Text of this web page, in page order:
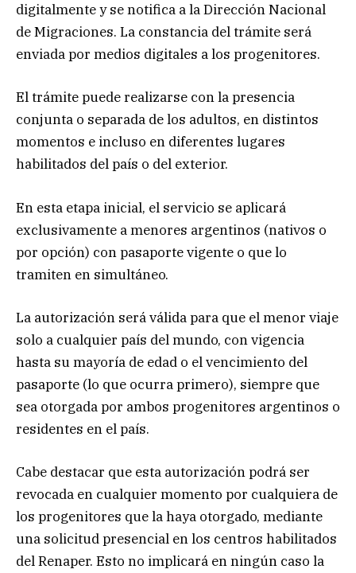
digitalmente y se notifica a la Dirección Nacional
de Migraciones. La constancia del trámite será
enviada por medios digitales a los progenitores.
El trámite puede realizarse con la presencia
conjunta o separada de los adultos, en distintos
momentos e incluso en diferentes lugares
habilitados del país o del exterior.
En esta etapa inicial, el servicio se aplicará
exclusivamente a menores argentinos (nativos o
por opción) con pasaporte vigente o que lo
tramiten en simultáneo.
La autorización será válida para que el menor viaje
solo a cualquier país del mundo, con vigencia
hasta su mayoría de edad o el vencimiento del
pasaporte (lo que ocurra primero), siempre que
sea otorgada por ambos progenitores argentinos o
residentes en el país.
Cabe destacar que esta autorización podrá ser
revocada en cualquier momento por cualquiera de
los progenitores que la haya otorgado, mediante
una solicitud presencial en los centros habilitados
del Renaper. Esto no implicará en ningún caso la